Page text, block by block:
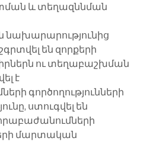
և տեղազննման
են զորքերի
ու տեղաբաշխման
է
գործողությունների
ստուգվել են
մարտական